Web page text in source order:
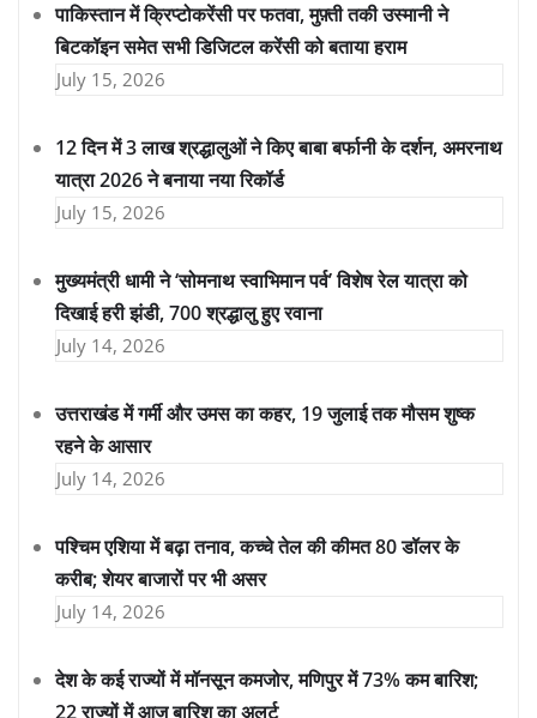
पाकिस्तान में क्रिप्टोकरेंसी पर फतवा, मुफ़्ती तकी उस्मानी ने
बिटकॉइन समेत सभी डिजिटल करेंसी को बताया हराम
July 15, 2026
12 दिन में 3 लाख श्रद्धालुओं ने किए बाबा बर्फानी के दर्शन, अमरनाथ
यात्रा 2026 ने बनाया नया रिकॉर्ड
July 15, 2026
मुख्यमंत्री धामी ने ‘सोमनाथ स्वाभिमान पर्व’ विशेष रेल यात्रा को
दिखाई हरी झंडी, 700 श्रद्धालु हुए रवाना
July 14, 2026
उत्तराखंड में गर्मी और उमस का कहर, 19 जुलाई तक मौसम शुष्क
रहने के आसार
July 14, 2026
पश्चिम एशिया में बढ़ा तनाव, कच्चे तेल की कीमत 80 डॉलर के
करीब; शेयर बाजारों पर भी असर
July 14, 2026
देश के कई राज्यों में मॉनसून कमजोर, मणिपुर में 73% कम बारिश;
22 राज्यों में आज बारिश का अलर्ट